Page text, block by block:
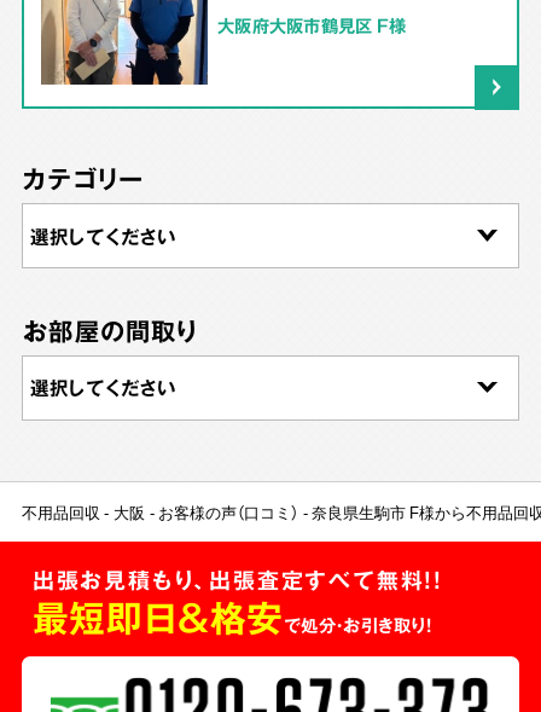
大阪府大阪市鶴見区 F様
カテゴリー
お部屋の間取り
不用品回収 大阪 お客様の声（口コミ） 奈良県生駒市 F様から不用品回
出張お見積もり、出張査定すべて無料!!
最短即日＆格安で処分・お引き取り！